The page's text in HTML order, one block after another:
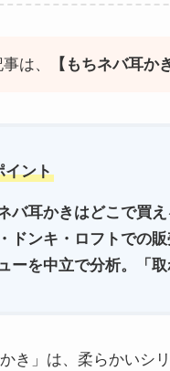
は、 【もちネバ耳か
イント
バ耳かきはどこで買え
ドンキ・ロフトでの
ーを中立で分析。「
かき」は、柔らかいシ